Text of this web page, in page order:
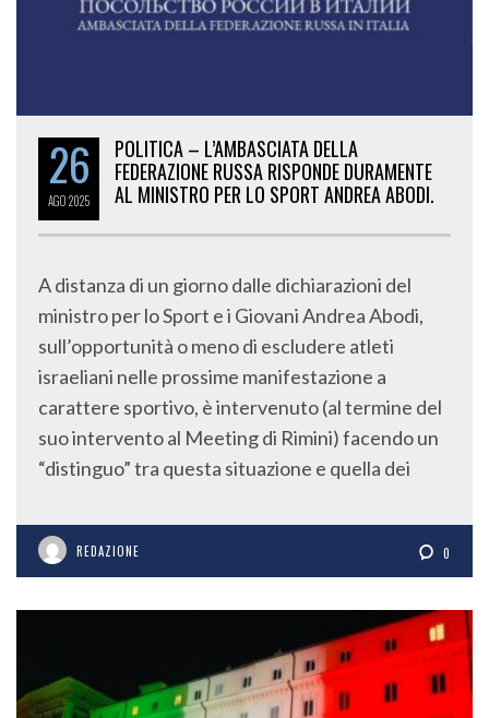
26
AGO2025
POLITICA – L’AMBASCIATA DELLA
FEDERAZIONE RUSSA RISPONDE DURAMENTE
AL MINISTRO PER LO SPORT ANDREA ABODI.
A distanza di un giorno dalle dichiarazioni del
ministro per lo Sport e i Giovani Andrea Abodi,
sull’opportunità o meno di escludere atleti
israeliani nelle prossime manifestazione a
carattere sportivo, è intervenuto (al termine del
suo intervento al Meeting di Rimini) facendo un
“distinguo” tra questa situazione e quella dei
REDAZIONE 0